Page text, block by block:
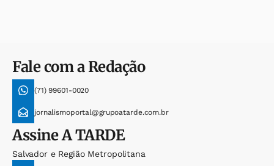
Fale com a Redação
(71) 99601-0020
jornalismoportal@grupoatarde.com.br
AssineA TARDE
Salvador e Região Metropolitana